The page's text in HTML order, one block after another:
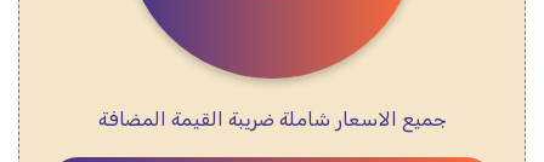
جميع الاسعار شاملة ضريبة القيمة المضافة